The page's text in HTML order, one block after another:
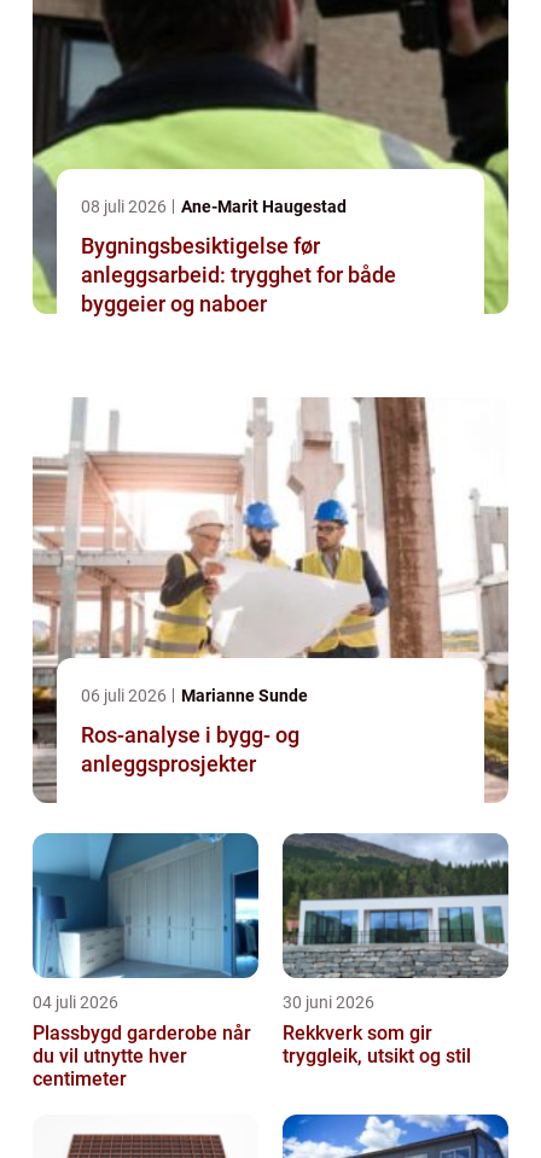
08 juli 2026 Ane-Marit Haugestad
Bygningsbesiktigelse før
anleggsarbeid: trygghet for både
byggeier og naboer
06 juli 2026 Marianne Sunde
Ros-analyse i bygg- og
anleggsprosjekter
04 juli 2026
Plassbygd garderobe når
du vil utnytte hver
centimeter
30 juni 2026
Rekkverk som gir
tryggleik, utsikt og stil